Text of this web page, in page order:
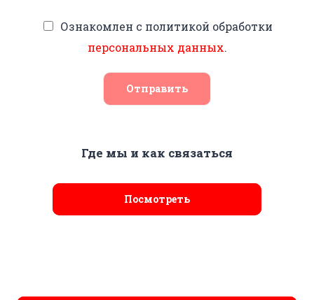
Ознакомлен с политикой обработки
персональных данных.
Отправить
Где мы и как связаться
Посмотреть